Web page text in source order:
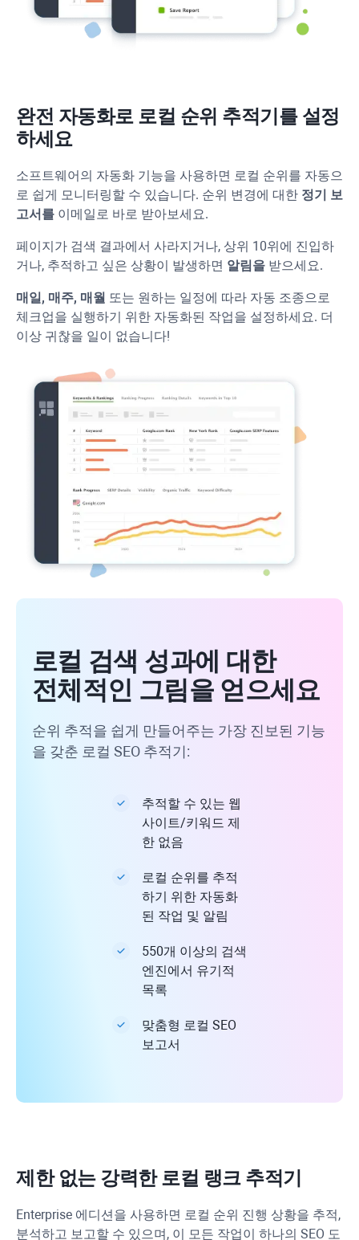
완전 자동화로 로컬 순위 추적기를 설정
하세요
소프트웨어의 자동화 기능을 사용하면 로컬 순위를 자동으
로 쉽게 모니터링할 수 있습니다. 순위 변경에 대한 정기 보
고서를 이메일로 바로 받아보세요.
페이지가 검색 결과에서 사라지거나, 상위 10위에 진입하
거나, 추적하고 싶은 상황이 발생하면 알림을 받으세요.
매일, 매주, 매월 또는 원하는 일정에 따라 자동 조종으로
체크업을 실행하기 위한 자동화된 작업을 설정하세요. 더
이상 귀찮을 일이 없습니다!
로컬 검색 성과에 대한
전체적인 그림을 얻으세요
순위 추적을 쉽게 만들어주는 가장 진보된 기능
을 갖춘 로컬 SEO 추적기:
추적할 수 있는 웹
사이트/키워드 제
한 없음
로컬 순위를 추적
하기 위한 자동화
된 작업 및 알림
550개 이상의 검색
엔진에서 유기적
목록
맞춤형 로컬 SEO
보고서
제한 없는 강력한 로컬 랭크 추적기
Enterprise 에디션을 사용하면 로컬 순위 진행 상황을 추적,
분석하고 보고할 수 있으며, 이 모든 작업이 하나의 SEO 도